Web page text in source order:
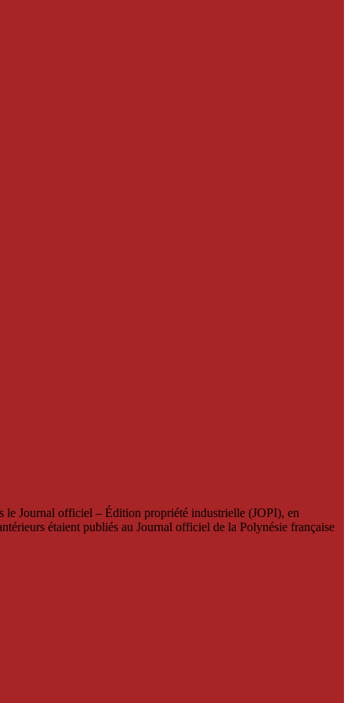
le Journal officiel – Édition propriété industrielle (JOPI), en
étaient publiés au Journal officiel de la Polynésie française